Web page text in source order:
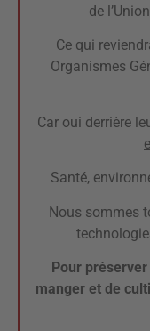
de
Ce qui
Organismes
Car oui derrière
Santé,
Nous sommes
Pour
manger et de